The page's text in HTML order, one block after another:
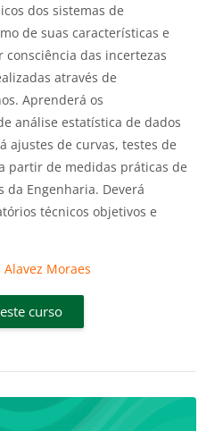
dos sistemas de
de suas características e
consciência das incertezas
através de
Aprenderá os
análise estatística de dados
ajustes de curvas, testes de
partir de medidas práticas de
Engenharia. Deverá
técnicos objetivos e
Moraes
curso